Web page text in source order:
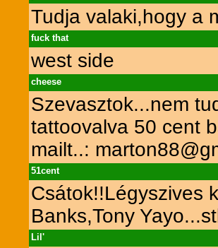
Tudja valaki,hogy a
fuck that
west side
cheese
Szevasztok...nem
tattoovalva 50 cent
mailt..:
51cent
Csátok!!Légyszives
Banks,Tony
Lil'